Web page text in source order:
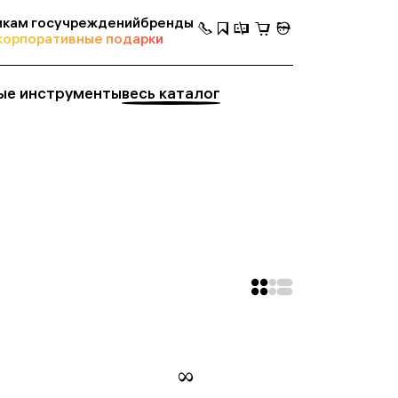
госучрежденийбренды
подарки
инструментывесь каталог